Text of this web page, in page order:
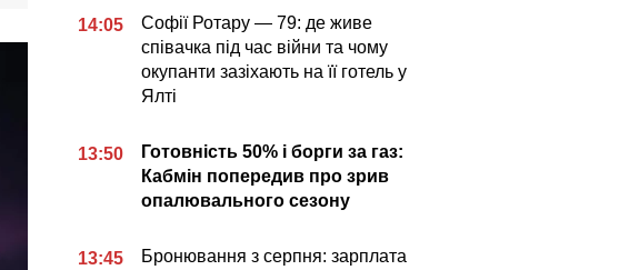
14:05
Софії Ротару — 79: де живе
співачка під час війни та чому
окупанти зазіхають на її готель у
Ялті
13:50
Готовність 50% і борги за газ:
Кабмін попередив про зрив
опалювального сезону
13:45
Бронювання з серпня: зарплата